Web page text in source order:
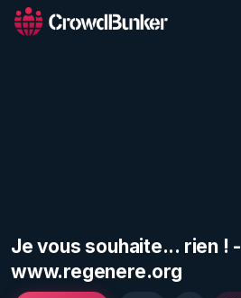
Je vous souhaite... rien ! -
www.regenere.org